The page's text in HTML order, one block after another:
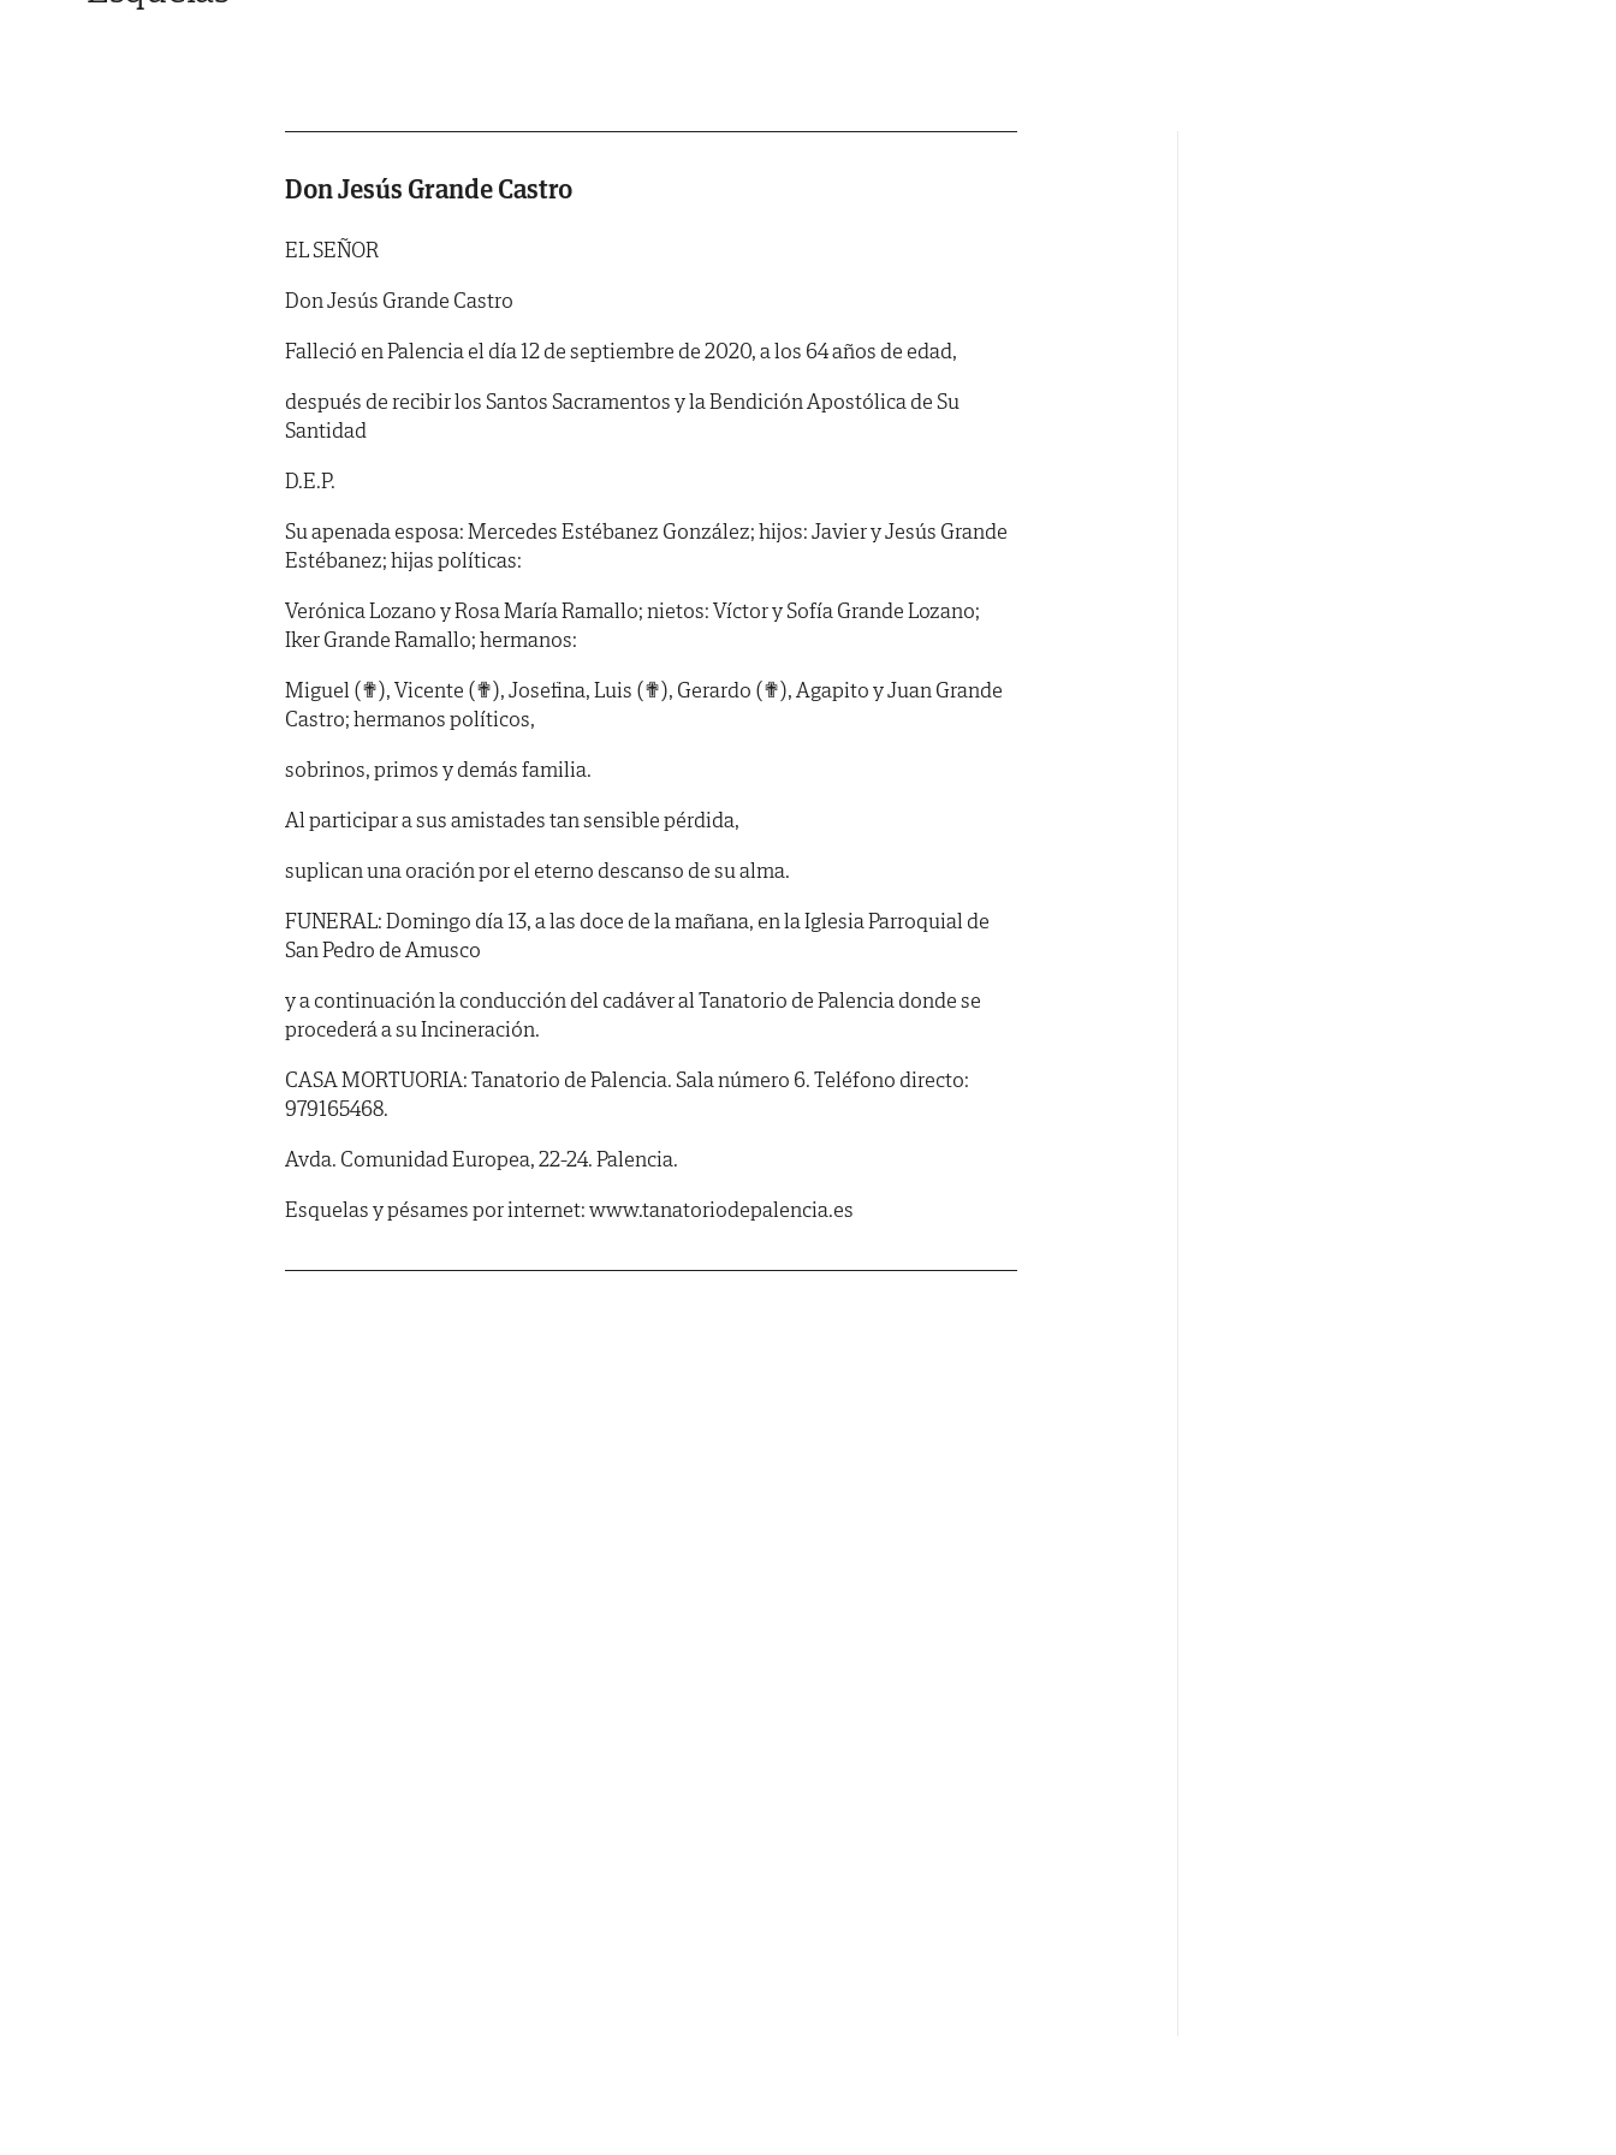
Don Jesús Grande Castro
EL SEÑOR
Don Jesús Grande Castro
Falleció en Palencia el día 12 de septiembre de 2020, a los 64 años de edad,
después de recibir los Santos Sacramentos y la Bendición Apostólica de Su
Santidad
D.E.P.
Su apenada esposa: Mercedes Estébanez González; hijos: Javier y Jesús Grande
Estébanez; hijas políticas:
Verónica Lozano y Rosa María Ramallo; nietos: Víctor y Sofía Grande Lozano;
Iker Grande Ramallo; hermanos:
Miguel (✟), Vicente (✟), Josefina, Luis (✟), Gerardo (✟), Agapito y Juan Grande
Castro; hermanos políticos,
sobrinos, primos y demás familia.
Al participar a sus amistades tan sensible pérdida,
suplican una oración por el eterno descanso de su alma.
FUNERAL: Domingo día 13, a las doce de la mañana, en la Iglesia Parroquial de
San Pedro de Amusco
y a continuación la conducción del cadáver al Tanatorio de Palencia donde se
procederá a su Incineración.
CASA MORTUORIA: Tanatorio de Palencia. Sala número 6. Teléfono directo:
979165468.
Avda. Comunidad Europea, 22-24. Palencia.
Esquelas y pésames por internet: www.tanatoriodepalencia.es